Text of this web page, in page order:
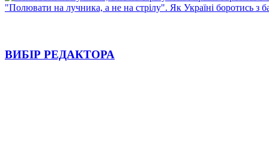
"Полювати на лучника, а не на стрілу". Як Україні боротись з
ВИБІР РЕДАКТОРА